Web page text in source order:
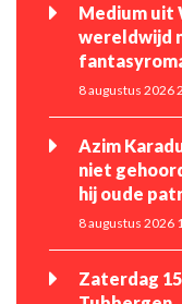
Medium uit
wereldwijd
8 augustus 2026
Azim
niet
hij oude
8 augustus 2026
Zaterdag